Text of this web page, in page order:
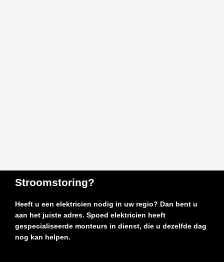
Stroomstoring?
Heeft u een elektricien nodig in uw regio? Dan bent u
aan het juiste adres. Spoed elektricien heeft
gespecialiseerde monteurs in dienst, die u dezelfde dag
nog kan helpen.